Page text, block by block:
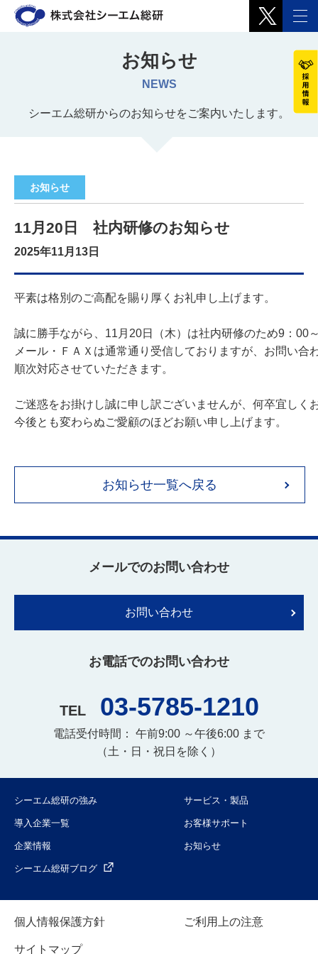
お知らせ
NEWS
シーエム総研からのお知らせをご案内いたします。
お知らせ
11月20日 社内研修のお知らせ
2025年11月13日
平素は格別のご高配を賜り厚くお礼申し上げます。
誠に勝手ながら、11月20日（木）は社内研修のため9：00
メール・ＦＡＸは通常通り受信しておりますが、お問い合
順次対応させていただきます。
ご迷惑をお掛けし誠に申し訳ございませんが、何卒宜しく
今後とも変わらぬご愛顧のほどお願い申し上げます。
お知らせ一覧へ戻る
メールでのお問い合わせ
お問い合わせ
お電話でのお問い合わせ
TEL 03-5785-1210
電話受付時間： 午前9:00 ～午後6:00 まで
（土・日・祝日を除く）
シーエム総研の強み サービス・製品
導入企業一覧 お客様サポート
企業情報 お知らせ
シーエム総研ブログ
個人情報保護方針 ご利用上の注意
サイトマップ